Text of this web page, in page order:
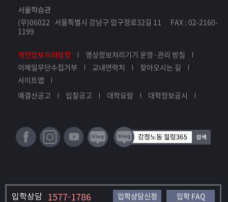
하지만 뇌과학이 발달하면서 몸전체가 곧 뇌라는 관점
이 확인되었습니다.
뇌를 이해한다고 하는 것은 인간을이해하는 것과 같다
고 할 수 있습니다.
그렇다면 진정한 통합 모델이라고 하는 것은 뇌와마음,
뇌기반 상담 및 코칭은 뇌와 마음,사회적 관계의 메커니
즘을 다루고 있고
법이라고 할 수 있겠습니다.
서울학습관
(우)06022 서울특별시 강남구 압구정로32길 11 FAX : 02-2160-
1199
개인정보처리방침
영상정보처리기기 운영·관리 방침
이메일무단수집거부
교내연락처
찾아오시는 길
사이트맵
예결산공고
입찰공고 대학요람 대학정보공시
입학상담 1577-1786 입학상담신청 입학 FAQ